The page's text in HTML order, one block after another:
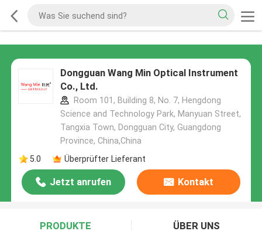
Dongguan Wang Min Optical Instrument
Co., Ltd.
Room 101, Building 8, No. 7, Hengdong
Science and Technology Park, Manyuan Street,
Tangxia Town, Dongguan City, Guangdong
Province, China,China
5.0
Überprüfter Lieferant
Jetzt anrufen Kontakt
PRODUKTE ÜBER UNS